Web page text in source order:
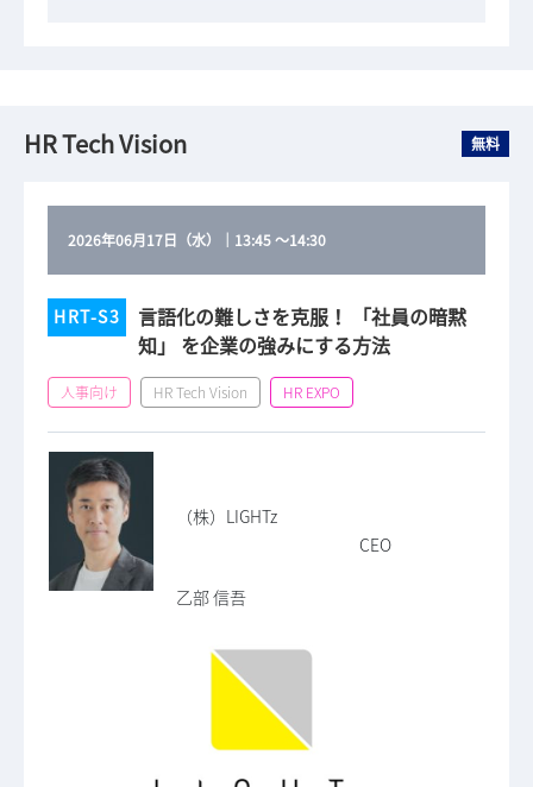
HR Tech Vision 無料
2026年06月17日（水） ｜ 13:45～14:30
HRT-S3
言語化の難しさを克服！ 「社員の暗黙
知」 を企業の強みにする方法
人事向け HR Tech Vision HR EXPO
（株）LIGHTz
CEO
乙部 信吾